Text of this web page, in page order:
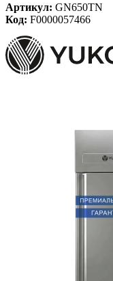
Артикул: GN650TN
Код: F0000057466